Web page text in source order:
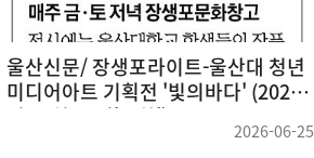
2025 울산대학교 미술학부 서양화, 조
소 전공 학생작품전 [BREATHING
WALLS]
2025-10-29